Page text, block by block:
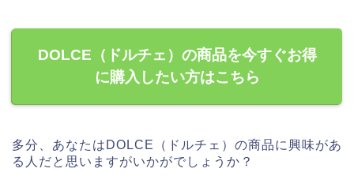
DOLCE（ドルチェ）の商品を今すぐお得
に購入したい方はこちら
多分、あなたはDOLCE（ドルチェ）の商品に興味があ
る人だと思いますがいかがでしょうか？